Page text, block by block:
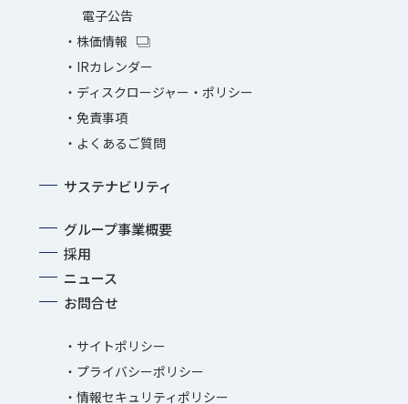
電子公告
株価情報
IRカレンダー
ディスクロージャー・ポリシー
免責事項
よくあるご質問
サステナビリティ
グループ事業概要
採用
ニュース
お問合せ
サイトポリシー
プライバシーポリシー
情報セキュリティポリシー